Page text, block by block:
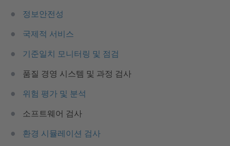
정보안전성
국제적 서비스
기준일치 모니터링 및 점검
품질 경영 시스템 및 과정 검사
위험 평가 및 분석
소프트웨어 검사
환경 시뮬레이션 검사